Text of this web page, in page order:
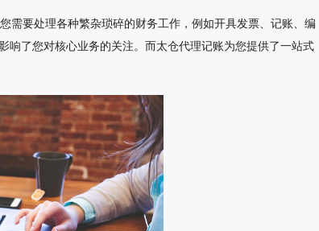
要处理各种繁杂琐碎的财务工作，例如开具发票、记账、编
响了您对核心业务的关注。而太仓代理记账为您提供了一站式